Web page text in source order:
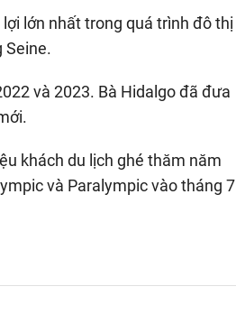
lớn nhất trong quá trình đô thị
Seine.
và 2023. Bà Hidalgo đã đưa
khách du lịch ghé thăm năm
và Paralympic vào tháng 7